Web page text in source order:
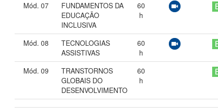
Mód. 07
FUNDAMENTOS DA
EDUCAÇÃO
INCLUSIVA
60
h
Mód. 08
TECNOLOGIAS
ASSISTIVAS
60
h
Mód. 09
TRANSTORNOS
GLOBAIS DO
DESENVOLVIMENTO
60
h